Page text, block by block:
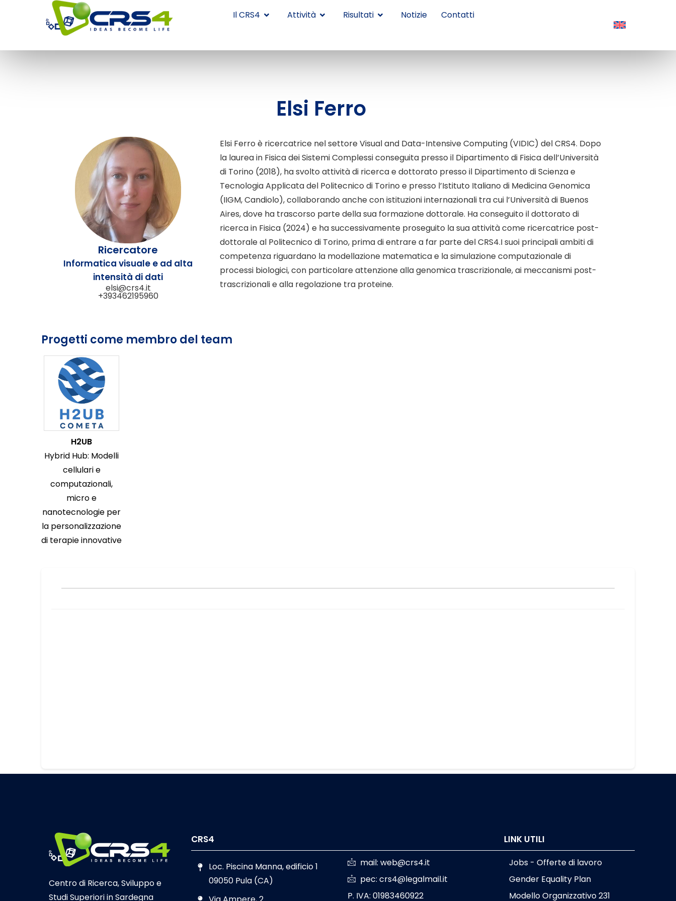
Il CRS4 Attività Risultati Notizie Contatti
Elsi Ferro
Ricercatore
Informatica visuale e ad alta
intensità di dati
elsi@crs4.it
+393462195960
Elsi Ferro è ricercatrice nel settore Visual and Data-Intensive Computing (VIDIC) del CRS4. Dopo
la laurea in Fisica dei Sistemi Complessi conseguita presso il Dipartimento di Fisica dell’Università
di Torino (2018), ha svolto attività di ricerca e dottorato presso il Dipartimento di Scienza e
Tecnologia Applicata del Politecnico di Torino e presso l’Istituto Italiano di Medicina Genomica
(IIGM, Candiolo), collaborando anche con istituzioni internazionali tra cui l’Università di Buenos
Aires, dove ha trascorso parte della sua formazione dottorale. Ha conseguito il dottorato di
ricerca in Fisica (2024) e ha successivamente proseguito la sua attività come ricercatrice post-
dottorale al Politecnico di Torino, prima di entrare a far parte del CRS4.I suoi principali ambiti di
competenza riguardano la modellazione matematica e la simulazione computazionale di
processi biologici, con particolare attenzione alla genomica trascrizionale, ai meccanismi post-
trascrizionali e alla regolazione tra proteine.
Progetti come membro del team
H2UB
Hybrid Hub: Modelli
cellulari e
computazionali,
micro e
nanotecnologie per
la personalizzazione
di terapie innovative
Centro di Ricerca, Sviluppo e
Studi Superiori in Sardegna
CRS4
Loc. Piscina Manna, edificio 1
09050 Pula (CA)
mail: web@crs4.it
pec: crs4@legalmail.it
P. IVA: 01983460922
LINK UTILI
Jobs - Offerte di lavoro
Gender Equality Plan
Modello Organizzativo 231